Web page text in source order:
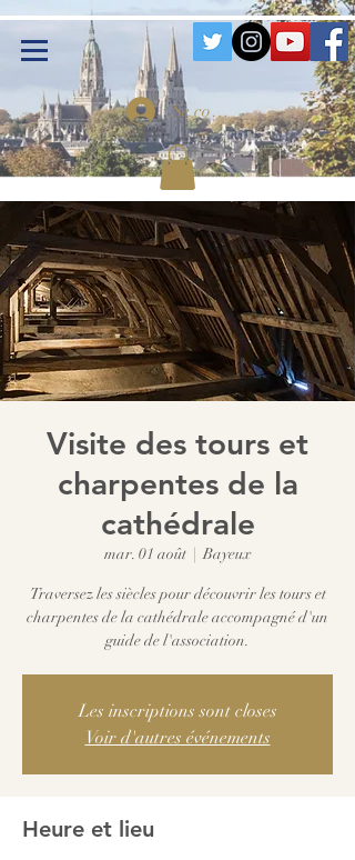
Se connecter
Visite des tours et
charpentes de la
cathédrale
mar. 01 août
  |
Bayeux
Traversez les siècles pour découvrir les tours et
charpentes de la cathédrale accompagné d'un
guide de l'association.
Les inscriptions sont closes
Voir d'autres événements
Heure et lieu